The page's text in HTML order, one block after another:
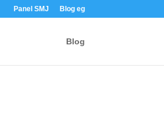
Panel SMJ Blog eg
Blog